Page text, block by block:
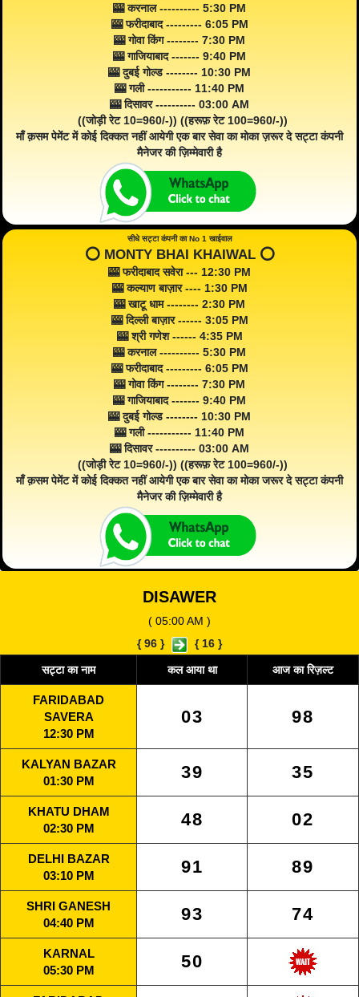
🎰 करनाल ---------- 5:30 PM
🎰 फरीदाबाद --------- 6:05 PM
🎰 गोवा किंग -------- 7:30 PM
🎰 गाजियाबाद ------- 9:40 PM
🎰 दुबई गोल्ड -------- 10:30 PM
🎰 गली ----------- 11:40 PM
🎰 दिसावर ---------- 03:00 AM
((जोड़ी रेट 10=960/-)) ((हरूफ़ रेट 100=960/-))
माँ क़सम पेमेंट में कोई दिक्कत नहीं आयेगी एक बार सेवा का मोका ज़रूर दे सट्टा कंपनी
मैनेजर की ज़िम्मेवारी है
सीधे सट्टा कंपनी का No 1 खाईवाल
⭕️ MONTY BHAI KHAIWAL ⭕️
🎰 फरीदाबाद सवेरा --- 12:30 PM
🎰 कल्याण बाज़ार ---- 1:30 PM
🎰 खाटू धाम -------- 2:30 PM
🎰 दिल्ली बाज़ार ------ 3:05 PM
🎰 श्री गणेश ------ 4:35 PM
🎰 करनाल ---------- 5:30 PM
🎰 फरीदाबाद --------- 6:05 PM
🎰 गोवा किंग -------- 7:30 PM
🎰 गाजियाबाद ------- 9:40 PM
🎰 दुबई गोल्ड -------- 10:30 PM
🎰 गली ----------- 11:40 PM
🎰 दिसावर ---------- 03:00 AM
((जोड़ी रेट 10=960/-)) ((हरूफ़ रेट 100=960/-))
माँ क़सम पेमेंट में कोई दिक्कत नहीं आयेगी एक बार सेवा का मोका जरूर दे सट्टा कंपनी
मैनेजर की ज़िम्मेवारी है
DISAWER
( 05:00 AM )
{96 } {16 }
सट्टा का नाम कल आया था आज का रिज़ल्ट
FARIDABAD
SAVERA
12:30 PM
03 98
KALYAN BAZAR
01:30 PM
39 35
KHATU DHAM
02:30 PM
48 02
DELHI BAZAR
03:10 PM
91 89
SHRI GANESH
04:40 PM
93 74
KARNAL
05:30 PM
50